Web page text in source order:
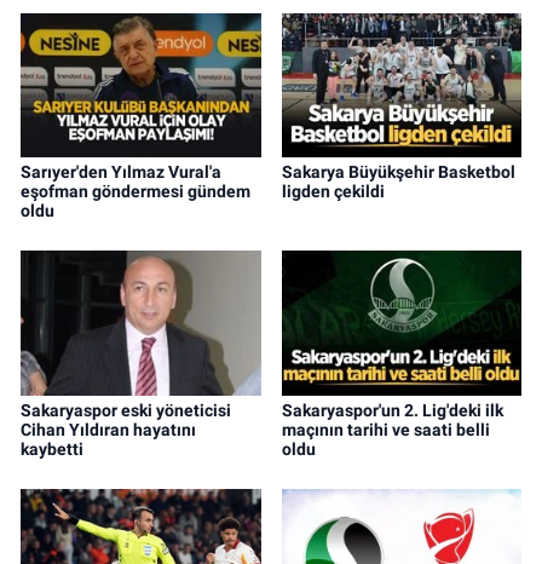
Sarıyer'den Yılmaz Vural'a
eşofman göndermesi gündem
oldu
Sakarya Büyükşehir Basketbol
ligden çekildi
Sakaryaspor eski yöneticisi
Cihan Yıldıran hayatını
kaybetti
Sakaryaspor'un 2. Lig'deki ilk
maçının tarihi ve saati belli
oldu